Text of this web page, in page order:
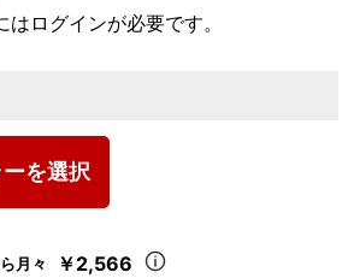
ログインが必要です。
を選択
月々 ￥2,566